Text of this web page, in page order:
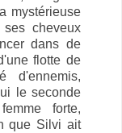
mystérieuse
cheveux
dans de
flotte de
d'ennemis,
le seconde
forte,
que Silvi ait